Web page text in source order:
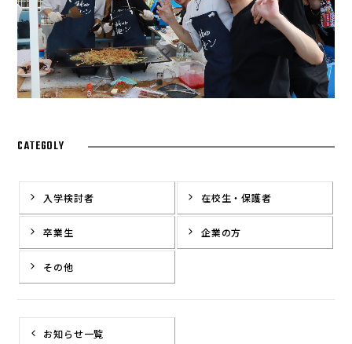
CATEGOLY
入学検討者 在校生・保護者
卒業生 企業の方
その他
お知らせ一覧